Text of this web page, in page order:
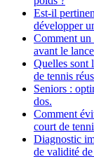
Est-il
développer
Comment un
avant le
Quelles sont
de tennis
Seniors :
dos.
Comment
court de
Diagnostic
de validité